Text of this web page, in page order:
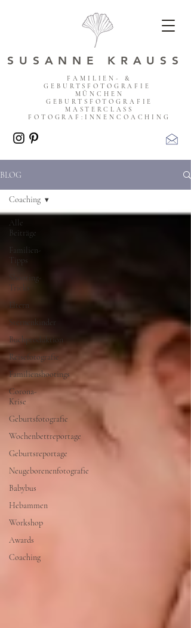
FAMILIEN- &
GEBURTSFOTOGRAFIE
MÜNCHEN
GEBURTSFOTOGRAFIE
MASTERCLASS
FOTOGRAF:INNENCOACHING
SUSANNE KRAUSS
BLOG
Alle
Beiträge
Familien-
Tipps
Shooting-
Tricks
Eltern
Sternenkinder
Buchproduktion
Reisefotografie
Familienshootings
Corona-
Krise
Geburtsfotografie
Wochenbettreportage
Geburtsreportage
Neugeborenenfotografie
Babybus
Hebammen
Workshop
Awards
Coaching
Coaching